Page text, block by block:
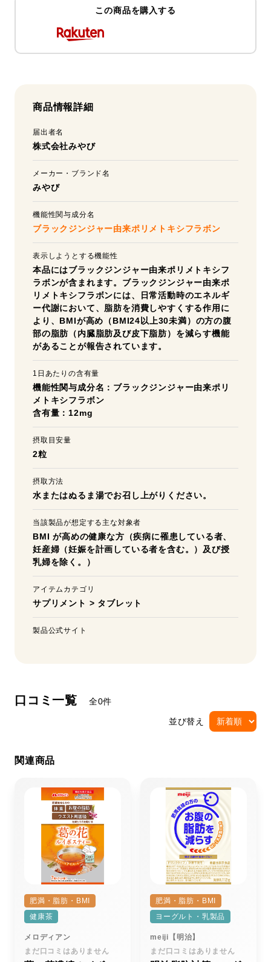
この商品を購入する
商品情報詳細
届出者名
株式会社みやび
メーカー・ブランド名
みやび
機能性関与成分名
ブラックジンジャー由来ポリメトキシフラボン
表示しようとする機能性
本品にはブラックジンジャー由来ポリメトキシフ
ラボンが含まれます。ブラックジンジャー由来ポ
リメトキシフラボンには、日常活動時のエネルギ
ー代謝において、脂肪を消費しやすくする作用に
より、BMIが高め（BMI24以上30未満）の方の腹
部の脂肪（内臓脂肪及び皮下脂肪）を減らす機能
があることが報告されています。
1日あたりの含有量
機能性関与成分名：ブラックジンジャー由来ポリ
メトキシフラボン
含有量：12mg
摂取目安量
2粒
摂取方法
水またはぬるま湯でお召し上がりください。
当該製品が想定する主な対象者
BMI が高めの健康な方（疾病に罹患している者、
妊産婦（妊娠を計画している者を含む。）及び授
乳婦を除く。）
アイテムカテゴリ
サプリメント > タブレット
製品公式サイト
口コミ一覧 全0件
並び替え
関連商品
肥満・脂肪・BMI
健康茶
メロディアン
まだ口コミはありません
肥満・脂肪・BMI
ヨーグルト・乳製品
meiji【明治】
まだ口コミはありません